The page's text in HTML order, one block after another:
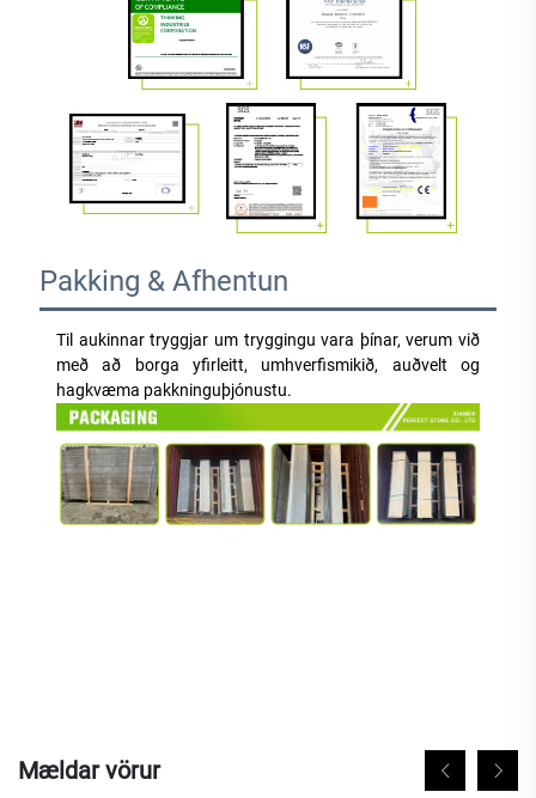
Pakking & Afhentun
Til aukinnar tryggjar um tryggingu vara þínar, verum við
með að borga yfirleitt, umhverfismikið, auðvelt og
hagkvæma pakkninguþjónustu.
Mældar vörur